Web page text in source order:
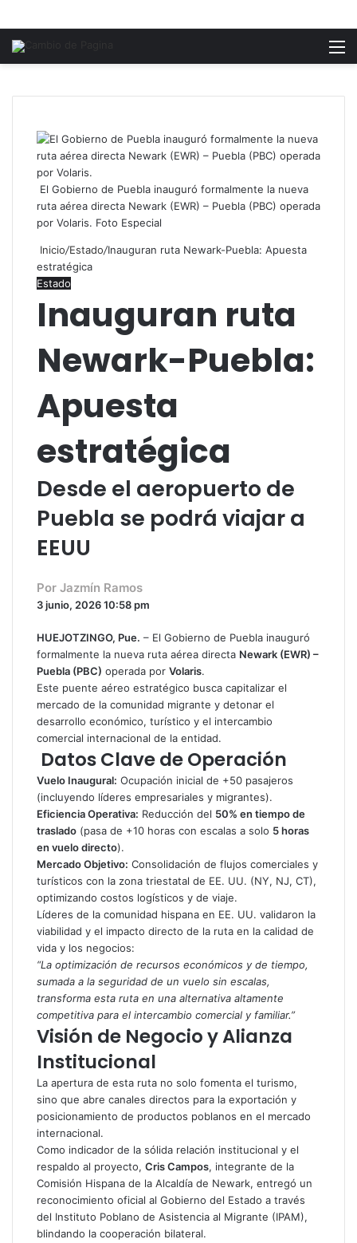
El Gobierno de Puebla inauguró formalmente la nueva
ruta aérea directa Newark (EWR) – Puebla (PBC) operada
por Volaris. Foto Especial
Inicio/Estado/Inauguran ruta Newark-Puebla: Apuesta
estratégica
Estado
Inauguran ruta
Newark-Puebla:
Apuesta
estratégica
Desde el aeropuerto de
Puebla se podrá viajar a
EEUU
via
Email
Por Jazmín Ramos
3 junio, 202610:58 pm
HUEJOTZINGO, Pue. – El Gobierno de Puebla inauguró
formalmente la nueva ruta aérea directa Newark (EWR) –
Puebla (PBC) operada por Volaris.
Este puente aéreo estratégico busca capitalizar el
mercado de la comunidad migrante y detonar el
desarrollo económico, turístico y el intercambio
comercial internacional de la entidad.
Datos Clave de Operación
Vuelo Inaugural: Ocupación inicial de +50 pasajeros
(incluyendo líderes empresariales y migrantes).
Eficiencia Operativa: Reducción del 50% en tiempo de
traslado (pasa de +10 horas con escalas a solo 5 horas
en vuelo directo).
Mercado Objetivo: Consolidación de flujos comerciales y
turísticos con la zona triestatal de EE. UU. (NY, NJ, CT),
optimizando costos logísticos y de viaje.
Líderes de la comunidad hispana en EE. UU. validaron la
viabilidad y el impacto directo de la ruta en la calidad de
vida y los negocios:
“La optimización de recursos económicos y de tiempo,
sumada a la seguridad de un vuelo sin escalas,
transforma esta ruta en una alternativa altamente
competitiva para el intercambio comercial y familiar.”
Visión de Negocio y Alianza
Institucional
La apertura de esta ruta no solo fomenta el turismo,
sino que abre canales directos para la exportación y
posicionamiento de productos poblanos en el mercado
internacional.
Como indicador de la sólida relación institucional y el
respaldo al proyecto, Cris Campos, integrante de la
Comisión Hispana de la Alcaldía de Newark, entregó un
reconocimiento oficial al Gobierno del Estado a través
del Instituto Poblano de Asistencia al Migrante (IPAM),
blindando la cooperación bilateral.